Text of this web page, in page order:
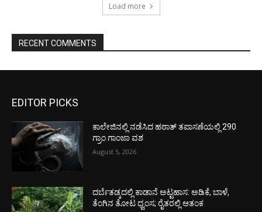
Load more
RECENT COMMENTS
EDITOR PICKS
ಕಾಲೇಜಿನಲ್ಲಿ ನಡೆಸಿದ ಹಠಾತ್ ತಪಾಸಣೆಯಲ್ಲಿ 290
ಗ್ರಾಂ ಗಾಂಜಾ ವಶ
August 5, 2026
ದರ್ಬೆತಡ್ಕದಲ್ಲಿ ಕಾಡಾನೆ ಅಟ್ಟಹಾಸ: ಅಡಿಕೆ, ಬಾಳೆ,
ತೆಂಗಿನ ತೋಟ ಧ್ವಂಸ; ರೈತರಲ್ಲಿ ಆತಂಕ